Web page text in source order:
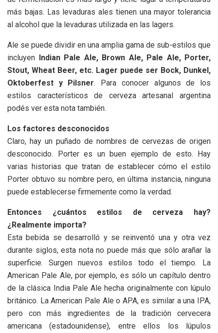
más bajas. Las levaduras ales tienen una mayor tolerancia
al alcohol que la levaduras utilizada en las lagers.
Ale se puede dividir en una amplia gama de sub-estilos que
incluyen Indian Pale Ale, Brown Ale, Pale Ale, Porter,
Stout, Wheat Beer, etc. Lager puede ser Bock, Dunkel,
Oktoberfest y Pilsner. Para conocer algunos de los
estilos característicos de cerveza artesanal argentina
podés ver esta nota también.
Los factores desconocidos
Claro, hay un puñado de nombres de cervezas de origen
desconocido. Porter es un buen ejemplo de esto. Hay
varias historias que tratan de establecer cómo el estilo
Porter obtuvo su nombre pero, en última instancia, ninguna
puede establecerse firmemente como la verdad.
Entonces ¿cuántos estilos de cerveza hay?
¿Realmente importa?
Esta bebida se desarrolló y se reinventó una y otra vez
durante siglos, esta nota no puede más que sólo arañar la
superficie. Surgen nuevos estilos todo el tiempo. La
American Pale Ale, por ejemplo, es sólo un capítulo dentro
de la clásica India Pale Ale hecha originalmente con lúpulo
británico. La American Pale Ale o APA, es similar a una IPA,
pero con más ingredientes de la tradición cervecera
americana (estadounidense), entre ellos los lúpulos